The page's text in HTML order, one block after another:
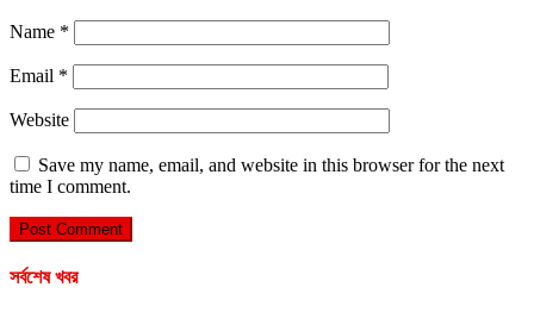
Name *
Email *
Website
Save my name, email, and website in this browser for the next
time I comment.
সর্বশেষ খবর